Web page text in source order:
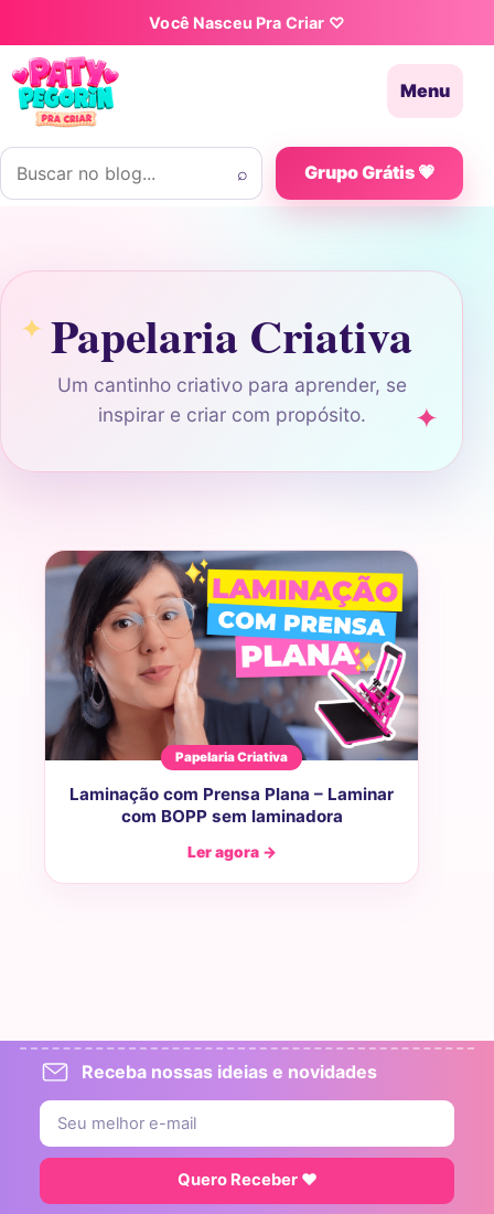
Pular para o conteúdoVocê Nasceu Pra Criar ♡
Menu
Buscar por:
⌕ Grupo Grátis 💗
Papelaria Criativa
Um cantinho criativo para aprender, se
inspirar e criar com propósito.
Papelaria Criativa
Laminação com Prensa Plana – Laminar
com BOPP sem laminadora
Ler agora →
Receba nossas ideias e novidades
Quero Receber ♥